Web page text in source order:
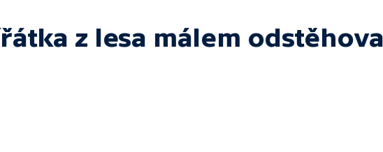
z lesa málem